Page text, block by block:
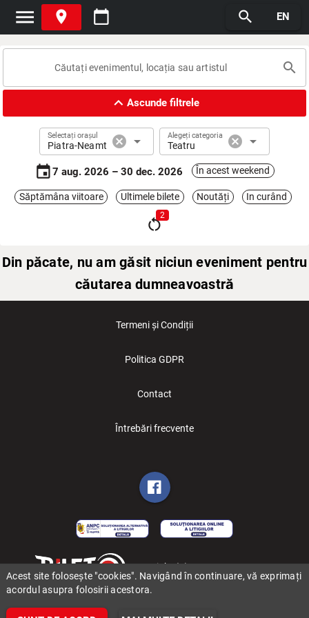
menu place calendar_today search EN
search
expand_lessAscunde filtrele
Selectați orașul
Piatra-Neamt cancel arrow_drop_down Alegeți categoria
Teatru cancel arrow_drop_down
event7 aug. 2026 – 30 dec. 2026 În acest weekend
Săptămâna viitoare Ultimele bilete Noutăți In curând
restart_alt
2
Din păcate, nu am găsit niciun eveniment pentru
căutarea dumneavoastră
Termeni și Condiții
Politica GDPR
Contact
Întrebări frecvente
Copyright (C) 2006-2026 BILET.ro
Acest site folosește "cookies". Navigând în continuare, vă exprimați
acordul asupra folosirii acestora.